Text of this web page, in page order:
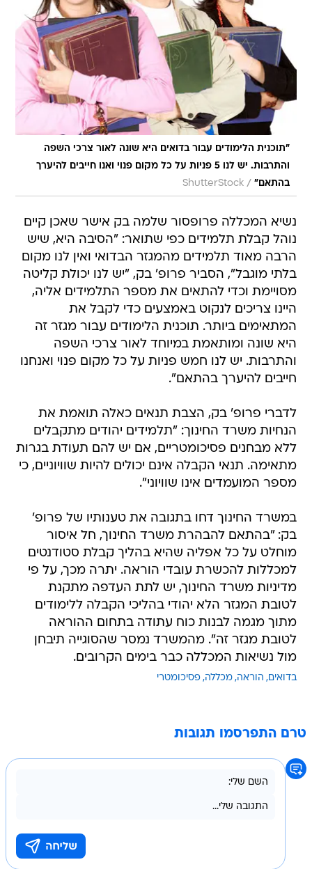
"תוכנית הלימודים עבור בדואים היא שונה לאור צרכי השפה
והתרבות. יש לנו 5 פניות על כל מקום פנוי ואנו חייבים להיערך
בהתאם" /
ShutterStock
נשיא המכללה פרופסור שלמה בק אישר שאכן קיים
נוהל קבלת תלמידים כפי שתואר: "הסיבה היא, שיש
הרבה מאוד תלמידים מהמגזר הבדואי ואין לנו מקום
בלתי מוגבל", הסביר פרופ' בק, "יש לנו יכולת קליטה
מסויימת וכדי להתאים את מספר התלמידים אליה,
היינו צריכים לנקוט באמצעים כדי לקבל את
המתאימים ביותר. תוכנית הלימודים עבור מגזר זה
היא שונה ומותאמת במיוחד לאור צרכי השפה
והתרבות. יש לנו חמש פניות על כל מקום פנוי ואנחנו
חייבים להיערך בהתאם".
לדברי פרופ' בק, הצבת תנאים כאלה תואמת את
הנחיות משרד החינוך: "תלמידים יהודים מתקבלים
ללא מבחנים פסיכומטריים, אם יש להם תעודת בגרות
מתאימה. תנאי הקבלה אינם יכולים להיות שוויוניים, כי
מספר המועמדים אינו שוויוני".
במשרד החינוך דחו בתגובה את טענותיו של פרופ'
בק: "בהתאם להבהרת משרד החינוך, חל איסור
מוחלט על כל אפליה שהיא בהליך קבלת סטודנטים
למכללות להכשרת עובדי הוראה. יתרה מכך, על פי
מדיניות משרד החינוך, יש לתת העדפה מתקנת
לטובת המגזר הלא יהודי בהליכי הקבלה ללימודים
מתוך מגמה לבנות כוח עתודה בתחום ההוראה
לטובת מגזר זה". מהמשרד נמסר שהסוגייה תיבחן
מול נשיאות המכללה כבר בימים הקרובים.
בדואים הוראה מכללה פסיכומטרי
טרם התפרסמו תגובות